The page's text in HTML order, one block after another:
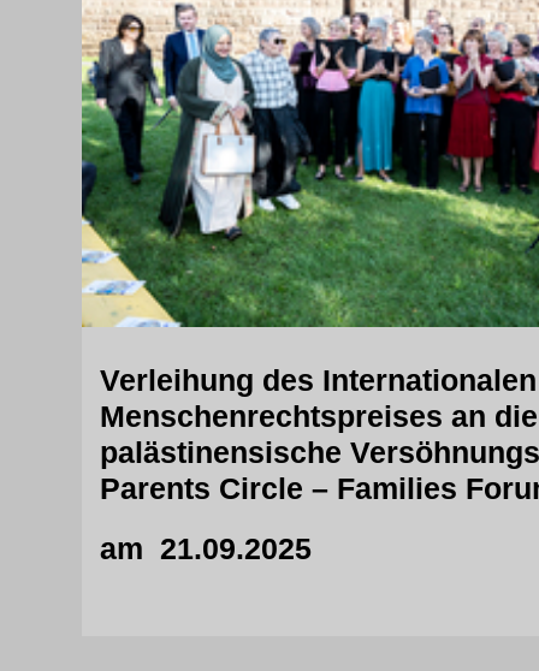
Verleihung des
Menschenrechtspreises an
palästinensische
Parents Circle – Families
am 21.09.2025